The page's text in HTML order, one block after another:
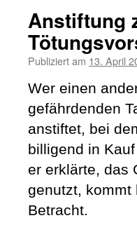
Anstiftung
Publiziert am 13. April
Wer einen
gefährdenden
anstiftet, bei
billigend in
er erklärte, das
genutzt, kommt
Betracht.